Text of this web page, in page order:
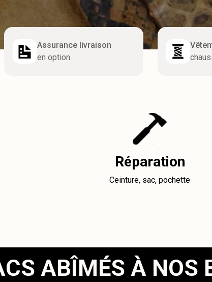
Assurance livraison
en option
Réparation
Ceinture, sac, pochette
ABÎMÉS À NOS